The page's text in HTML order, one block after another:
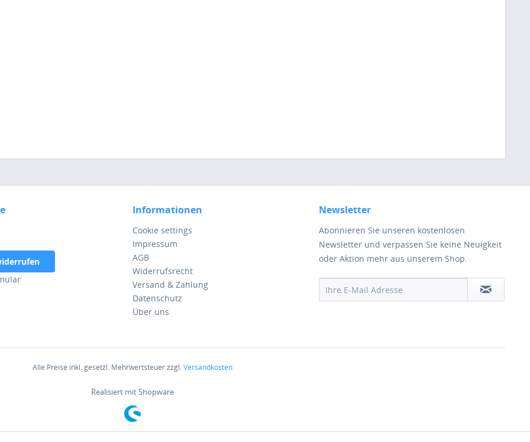
Informationen
Cookie settings
Impressum
AGB
Widerrufsrecht
Versand & Zahlung
Datenschutz
Über uns
Newsletter
Abonnieren Sie unseren kostenlosen
Newsletter und verpassen Sie keine Neuigkeit
oder Aktion mehr aus unserem Shop.
Alle Preise inkl. gesetzl. Mehrwertsteuer zzgl.Versandkosten
Realisiert mit Shopware